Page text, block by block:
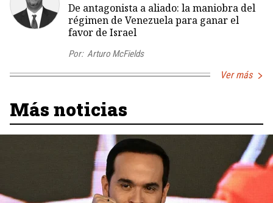
De antagonista a aliado: la maniobra del
régimen de Venezuela para ganar el
favor de Israel
Por: Arturo McFields
Ver más
Más noticias